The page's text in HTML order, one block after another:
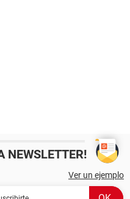
NEWSLETTER!
Ver un ejemplo